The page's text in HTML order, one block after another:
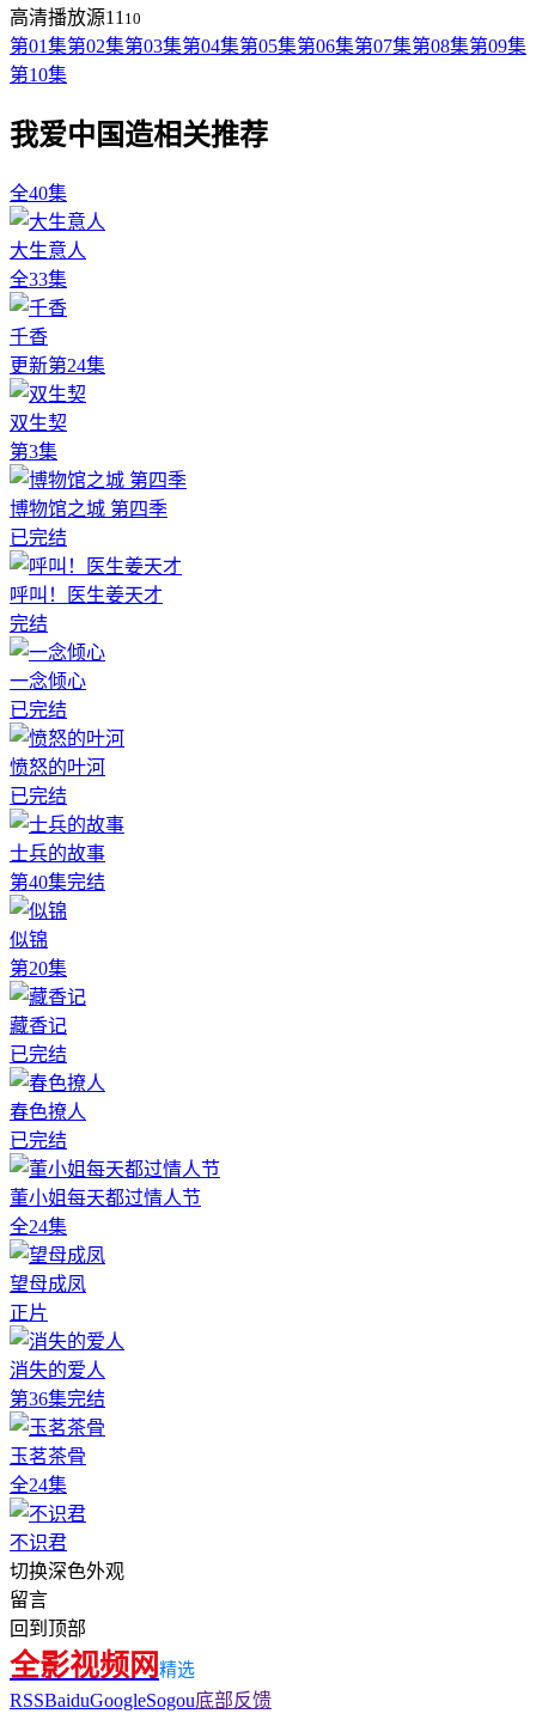
高清播放源11 10
第01集第02集第03集第04集第05集第06集第07集第08集第09集
第10集
我爱中国造相关推荐
全40集
大生意人
全33集
千香
更新第24集
双生契
第3集
博物馆之城 第四季
已完结
呼叫！医生姜天才
完结
一念倾心
已完结
愤怒的叶河
已完结
士兵的故事
第40集完结
似锦
第20集
藏香记
已完结
春色撩人
已完结
董小姐每天都过情人节
全24集
望母成凤
正片
消失的爱人
第36集完结
玉茗茶骨
全24集
不识君
切换深色外观
留言
回到顶部
全影视频网 精选
RSSBaiduGoogleSogou底部反馈